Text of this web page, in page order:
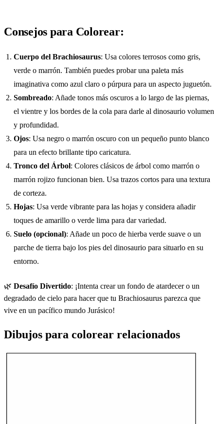
Consejos para Colorear:
Cuerpo del Brachiosaurus: Usa colores terrosos como gris,
verde o marrón. También puedes probar una paleta más
imaginativa como azul claro o púrpura para un aspecto juguetón.
Sombreado: Añade tonos más oscuros a lo largo de las piernas,
el vientre y los bordes de la cola para darle al dinosaurio volumen
y profundidad.
Ojos: Usa negro o marrón oscuro con un pequeño punto blanco
para un efecto brillante tipo caricatura.
Tronco del Árbol: Colores clásicos de árbol como marrón o
marrón rojizo funcionan bien. Usa trazos cortos para una textura
de corteza.
Hojas: Usa verde vibrante para las hojas y considera añadir
toques de amarillo o verde lima para dar variedad.
Suelo (opcional): Añade un poco de hierba verde suave o un
parche de tierra bajo los pies del dinosaurio para situarlo en su
entorno.
🌿 Desafío Divertido: ¡Intenta crear un fondo de atardecer o un
degradado de cielo para hacer que tu Brachiosaurus parezca que
vive en un pacífico mundo Jurásico!
Dibujos para colorear relacionados